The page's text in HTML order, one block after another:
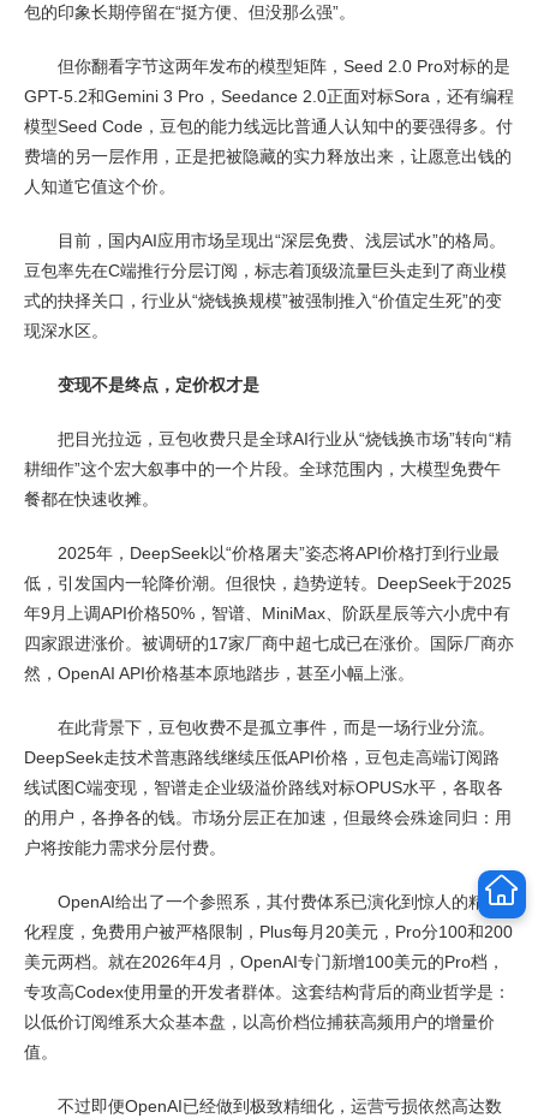
包的印象长期停留在“挺方便、但没那么强”。
但你翻看字节这两年发布的模型矩阵，Seed 2.0 Pro对标的是
GPT-5.2和Gemini 3 Pro，Seedance 2.0正面对标Sora，还有编程
模型Seed Code，豆包的能力线远比普通人认知中的要强得多。付
费墙的另一层作用，正是把被隐藏的实力释放出来，让愿意出钱的
人知道它值这个价。
目前，国内AI应用市场呈现出“深层免费、浅层试水”的格局。
豆包率先在C端推行分层订阅，标志着顶级流量巨头走到了商业模
式的抉择关口，行业从“烧钱换规模”被强制推入“价值定生死”的变
现深水区。
变现不是终点，定价权才是
把目光拉远，豆包收费只是全球AI行业从“烧钱换市场”转向“精
耕细作”这个宏大叙事中的一个片段。全球范围内，大模型免费午
餐都在快速收摊。
2025年，DeepSeek以“价格屠夫”姿态将API价格打到行业最
低，引发国内一轮降价潮。但很快，趋势逆转。DeepSeek于2025
年9月上调API价格50%，智谱、MiniMax、阶跃星辰等六小虎中有
四家跟进涨价。被调研的17家厂商中超七成已在涨价。国际厂商亦
然，OpenAI API价格基本原地踏步，甚至小幅上涨。
在此背景下，豆包收费不是孤立事件，而是一场行业分流。
DeepSeek走技术普惠路线继续压低API价格，豆包走高端订阅路
线试图C端变现，智谱走企业级溢价路线对标OPUS水平，各取各
的用户，各挣各的钱。市场分层正在加速，但最终会殊途同归：用
户将按能力需求分层付费。
OpenAI给出了一个参照系，其付费体系已演化到惊人的精细
化程度，免费用户被严格限制，Plus每月20美元，Pro分100和200
美元两档。就在2026年4月，OpenAI专门新增100美元的Pro档，
专攻高Codex使用量的开发者群体。这套结构背后的商业哲学是：
以低价订阅维系大众基本盘，以高价档位捕获高频用户的增量价
值。
不过即便OpenAI已经做到极致精细化，运营亏损依然高达数